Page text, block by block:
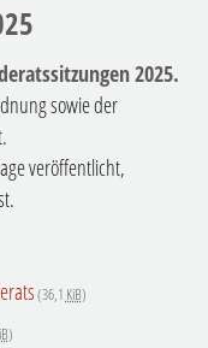
2025.
sowie der
veröffentlicht,
(36,1 KiB)
)